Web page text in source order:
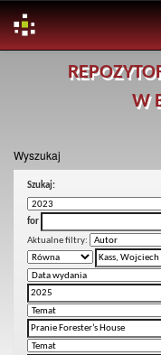
W
Wyszukaj
Szukaj:
for
Aktualne filtry: